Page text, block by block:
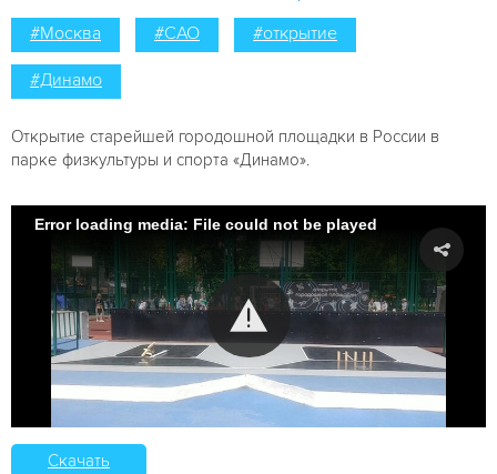
#Москва #САО #открытие
#Динамо
Открытие старейшей городошной площадки в России в
парке физкультуры и спорта «Динамо».
Error loading media: File could not be played
Скачать